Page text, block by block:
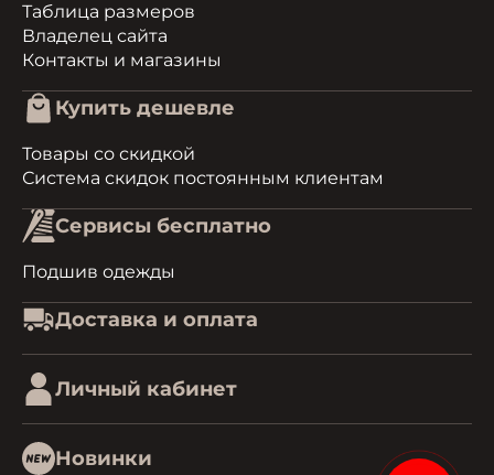
Таблица размеров
Владелец сайта
Контакты и магазины
Купить дешевле
Товары со скидкой
Система скидок постоянным клиентам
Сервисы бесплатно
Подшив одежды
Доставка и оплата
Личный кабинет
Новинки